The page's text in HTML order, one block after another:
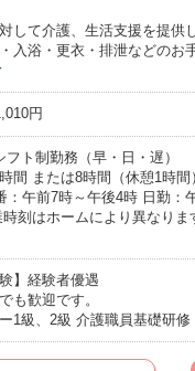
して介護、生活支援を提供
入浴・更衣・排泄などのお
円
ト制勤務（早・日・遅）
間 または8時間（休憩1時間
：午前7時～午後4時 日勤：
刻はホームにより異なりま
】 経験者優遇
も歓迎です。
1級、2級 介護職員基礎研